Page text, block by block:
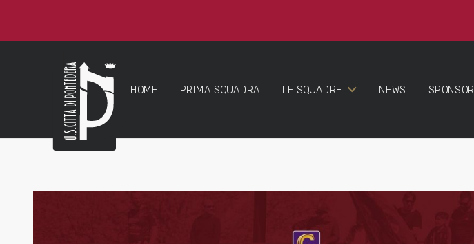
HOME PRIMA SQUADRA LE SQUADRE NEWS SPONSOR